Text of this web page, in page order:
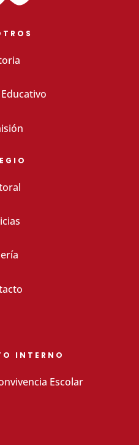
INTERNO
Escolar